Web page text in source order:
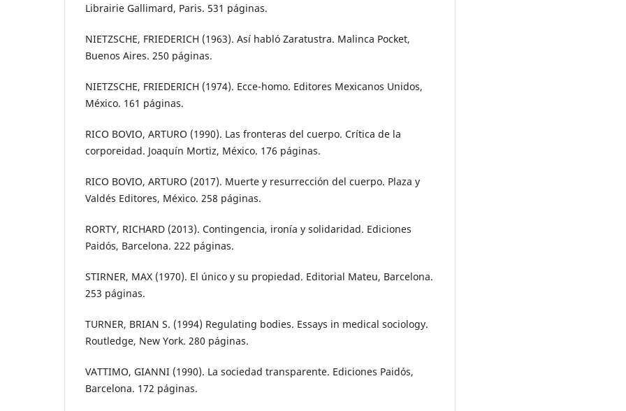
Librairie Gallimard, Paris. 531 páginas.
NIETZSCHE, FRIEDERICH (1963). Así habló Zaratustra. Malinca Pocket,
Buenos Aires. 250 páginas.
NIETZSCHE, FRIEDERICH (1974). Ecce-homo. Editores Mexicanos Unidos,
México. 161 páginas.
RICO BOVIO, ARTURO (1990). Las fronteras del cuerpo. Crítica de la
corporeidad. Joaquín Mortiz, México. 176 páginas.
RICO BOVIO, ARTURO (2017). Muerte y resurrección del cuerpo. Plaza y
Valdés Editores, México. 258 páginas.
RORTY, RICHARD (2013). Contingencia, ironía y solidaridad. Ediciones
Paidós, Barcelona. 222 páginas.
STIRNER, MAX (1970). El único y su propiedad. Editorial Mateu, Barcelona.
253 páginas.
TURNER, BRIAN S. (1994) Regulating bodies. Essays in medical sociology.
Routledge, New York. 280 páginas.
VATTIMO, GIANNI (1990). La sociedad transparente. Ediciones Paidós,
Barcelona. 172 páginas.